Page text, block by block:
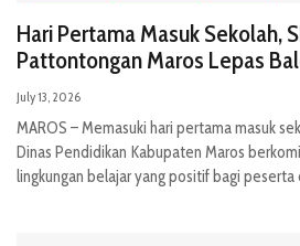
Hari Pertama Masuk Sekolah,
Pattontongan Maros Lepas
July 13, 2026
MAROS – Memasuki hari pertama masuk
Dinas Pendidikan Kabupaten Maros
lingkungan belajar yang positif bagi peserta